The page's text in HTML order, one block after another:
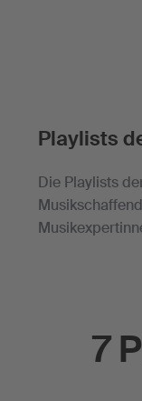
Playlists
Die Playlists
7